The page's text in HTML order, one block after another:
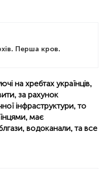
Перша кров.
на хребтах українців,
за рахунок
інфраструктури, то
має
водоканали, та все